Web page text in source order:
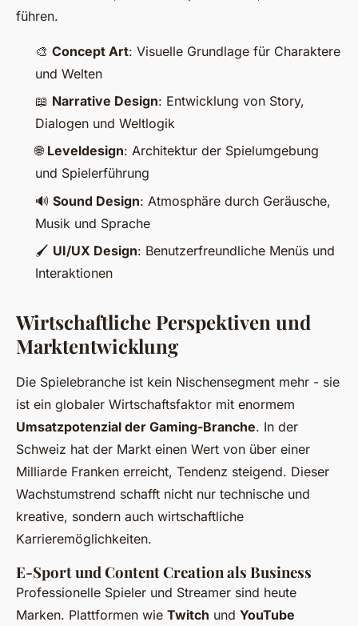
führen.
🎨 Concept Art: Visuelle Grundlage für Charaktere
und Welten
📖 Narrative Design: Entwicklung von Story,
Dialogen und Weltlogik
🌐 Leveldesign: Architektur der Spielumgebung
und Spielerführung
🔊 Sound Design: Atmosphäre durch Geräusche,
Musik und Sprache
🖌️ UI/UX Design: Benutzerfreundliche Menüs und
Interaktionen
Wirtschaftliche Perspektiven und
Marktentwicklung
Die Spielebranche ist kein Nischensegment mehr - sie
ist ein globaler Wirtschaftsfaktor mit enormem
Umsatzpotenzial der Gaming-Branche. In der
Schweiz hat der Markt einen Wert von über einer
Milliarde Franken erreicht, Tendenz steigend. Dieser
Wachstumstrend schafft nicht nur technische und
kreative, sondern auch wirtschaftliche
Karrieremöglichkeiten.
E-Sport und Content Creation als Business
Professionelle Spieler und Streamer sind heute
Marken. Plattformen wie Twitch und YouTube